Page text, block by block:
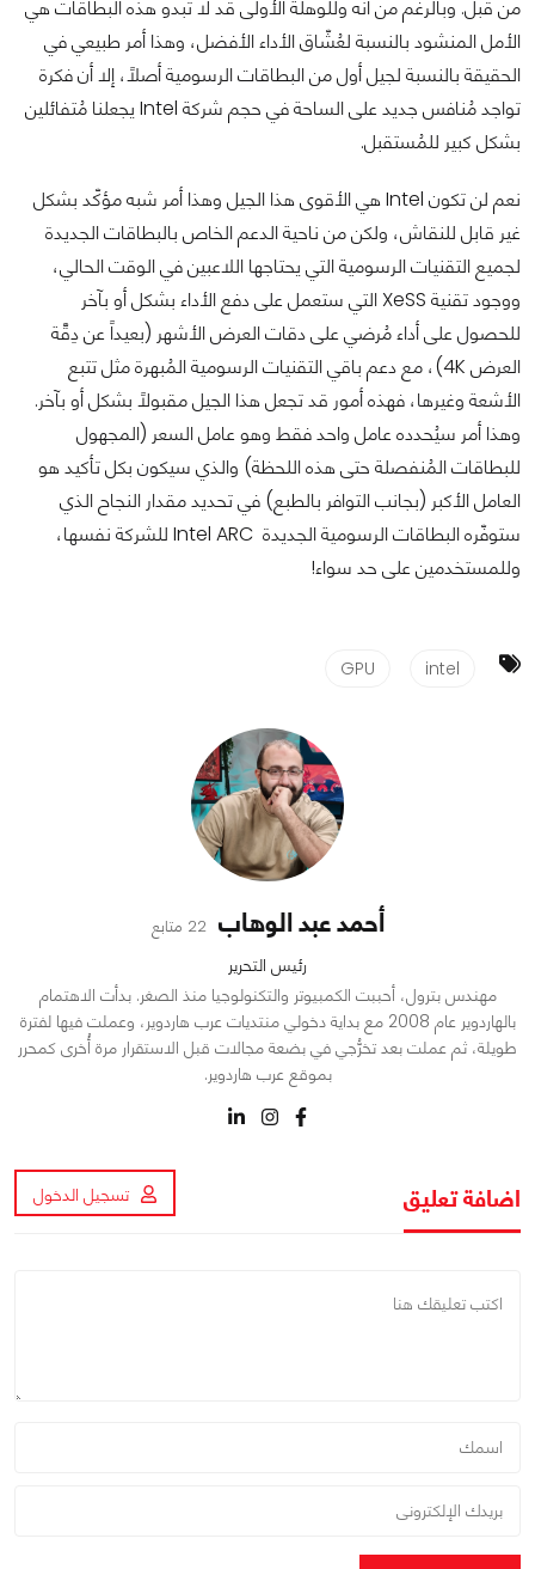
من قبل. وبالرغم من أنه وللوهلة الأولى قد لا تبدو هذه البطاقات هي
الأمل المنشود بالنسبة لعُشّاق الأداء الأفضل، وهذا أمر طبيعي في
الحقيقة بالنسبة لجيل أول من البطاقات الرسومية أصلاً، إلا أن فكرة
تواجد مُنافس جديد على الساحة في حجم شركة Intel يجعلنا مُتفائلين
بشكل كبير للمُستقبل.
نعم لن تكون Intel هي الأقوى هذا الجيل وهذا أمر شبه مؤكّد بشكل
غير قابل للنقاش، ولكن من ناحية الدعم الخاص بالبطاقات الجديدة
لجميع التقنيات الرسومية التي يحتاجها اللاعبين في الوقت الحالي،
ووجود تقنية XeSS التي ستعمل على دفع الأداء بشكل أو بآخر
للحصول على أداء مُرضي على دقات العرض الأشهر (بعيداً عن دِقَّة
العرض 4K)، مع دعم باقي التقنيات الرسومية المُبهرة مثل تتبع
الأشعة وغيرها، فهذه أمور قد تجعل هذا الجيل مقبولاً بشكل أو بآخر.
وهذا أمر سيُحدده عامل واحد فقط وهو عامل السعر (المجهول
للبطاقات المُنفصلة حتى هذه اللحظة) والذي سيكون بكل تأكيد هو
العامل الأكبر (بجانب التوافر بالطبع) في تحديد مقدار النجاح الذي
ستوفّره البطاقات الرسومية الجديدة Intel ARC للشركة نفسها،
وللمستخدمين على حد سواء!
intel
GPU
أحمد عبد الوهاب 22 متابع
رئيس التحرير
مهندس بترول، أحببت الكمبيوتر والتكنولوجيا منذ الصغر. بدأت الاهتمام
بالهاردوير عام 2008 مع بداية دخولي منتديات عرب هاردوير، وعملت فيها لفترة
طويلة، ثم عملت بعد تخرُّجي في بضعة مجالات قبل الاستقرار مرة أُخرى كمحرر
بموقع عرب هاردوير.
اضافة تعليق تسجيل الدخول